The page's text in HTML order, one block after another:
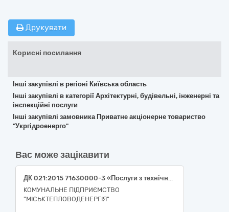
Друкувати
Корисні посилання
Інші закупівлі в регіоні Київська область
Інші закупівлі в категорії Архітектурні, будівельні, інженерні та
інспекційні послуги
Інші закупівлі замовника Приватне акціонерне товариство
"Укргідроенерго"
Вас може зацікавити
ДК 021:2015 71630000-3 «Послуги з технічного огляду та випробувань (Послуги з метрології)
КОМУНАЛЬНЕ ПІДПРИЄМСТВО
"МІСЬКТЕПЛОВОДЕНЕРГІЯ"